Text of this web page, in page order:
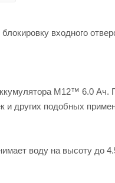
входного
M12™ 6.0 Ач.
и других подобных
воду на высоту до